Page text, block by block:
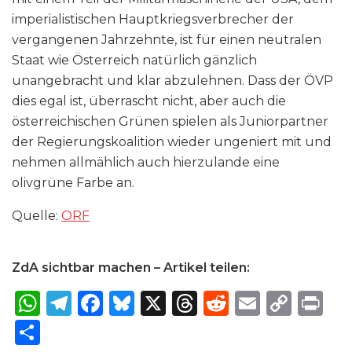
imperialistischen Hauptkriegsverbrecher der
vergangenen Jahrzehnte, ist für einen neutralen
Staat wie Österreich natürlich gänzlich
unangebracht und klar abzulehnen. Dass der ÖVP
dies egal ist, überrascht nicht, aber auch die
österreichischen Grünen spielen als Juniorpartner
der Regierungskoalition wieder ungeniert mit und
nehmen allmählich auch hierzulande eine
olivgrüne Farbe an.
Quelle: ORF
ZdA sichtbar machen – Artikel teilen:
W T
F
B X
T
R
E
C